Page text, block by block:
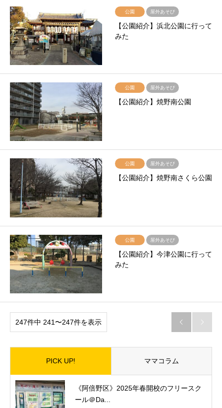
公園 屋外あそび
【公園紹介】浜北公園に行って
みた
公園 屋外あそび
【公園紹介】焼野南公園
公園 屋外あそび
【公園紹介】焼野南さくら公園
公園 屋外あそび
【公園紹介】今津公園に行って
みた
247件中 241〜247件を表示  
PICK UP! ママコラム
《阿倍野区》2025年春開校のフリースク
ール＠Da...